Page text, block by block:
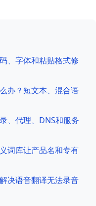
、字体和粘贴格式修
办？短文本、混合语
、代理、DNS和服务
词库让产品名和专有
决语音翻译无法录音